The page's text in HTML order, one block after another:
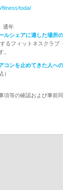
fitness/toda/
通年
シェアに適した場所の
るフィットネスクラブ
。
ンを止めてきた人への
）
項等の確認および事前